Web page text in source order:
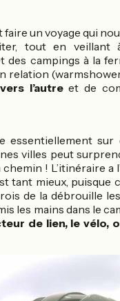
faire un voyage qui
tout en veillant
des campings à la
relation
l’autreet de
essentiellement sur
villes peut
! L’itinéraire a
tant mieux, puisque
rois de la débrouille
les mains dans le
de lien, le vélo,